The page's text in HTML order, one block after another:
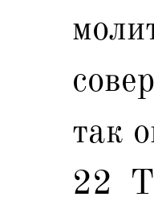
так
22